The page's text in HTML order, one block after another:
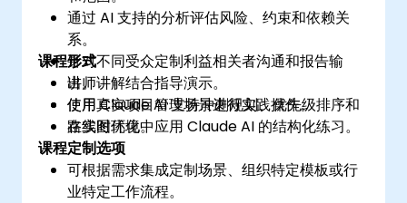
通过 AI 支持的分析评估风险、约束和依赖关
系。
针对不同受众定制利益相关者沟通和报告输
出。
使用 Claude AI 支持冲刺规划、优先级排序和
路线图优化。
课程形式
讲师讲解结合指导演示。
使用真实项目管理场景进行实践操作。
在实时环境中应用 Claude AI 的结构化练习。
课程定制选项
可根据需求集成定制场景、组织特定模板或行
业特定工作流程。